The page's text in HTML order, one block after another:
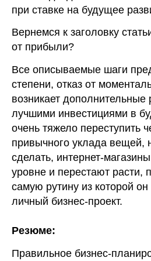
при ставке на будущее
Вернемся к заголовку
от прибыли?
Все описываемые шаги
степени, отказ от
возникает
лучшими инвестициями в
очень тяжело переступить
привычного уклада вещей,
сделать, интернет-
уровне и перестают расти,
самую рутину из которой
личный бизнес-проект.
Резюме:
Правильное бизнес-